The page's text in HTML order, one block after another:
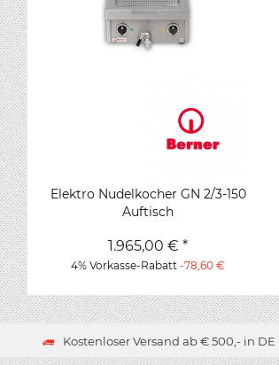
Elektro Nudelkocher GN 2/3-150
Auftisch
1.965,00 € *
4% Vorkasse-Rabatt-78,60 €
Kostenloser Versand ab € 500,- in